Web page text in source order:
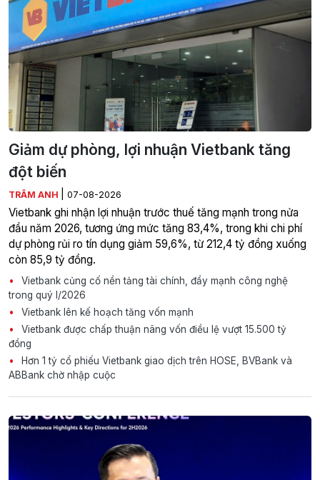
Giảm dự phòng, lợi nhuận Vietbank tăng
đột biến
TRÂM ANH 07-08-2026
Vietbank ghi nhận lợi nhuận trước thuế tăng mạnh trong nửa
đầu năm 2026, tương ứng mức tăng 83,4%, trong khi chi phí
dự phòng rủi ro tín dụng giảm 59,6%, từ 212,4 tỷ đồng xuống
còn 85,9 tỷ đồng.
Vietbank củng cố nền tảng tài chính, đẩy mạnh công nghệ
trong quý I/2026
Vietbank lên kế hoạch tăng vốn mạnh
Vietbank được chấp thuận nâng vốn điều lệ vượt 15.500 tỷ
đồng
Hơn 1 tỷ cổ phiếu Vietbank giao dịch trên HOSE, BVBank và
ABBank chờ nhập cuộc